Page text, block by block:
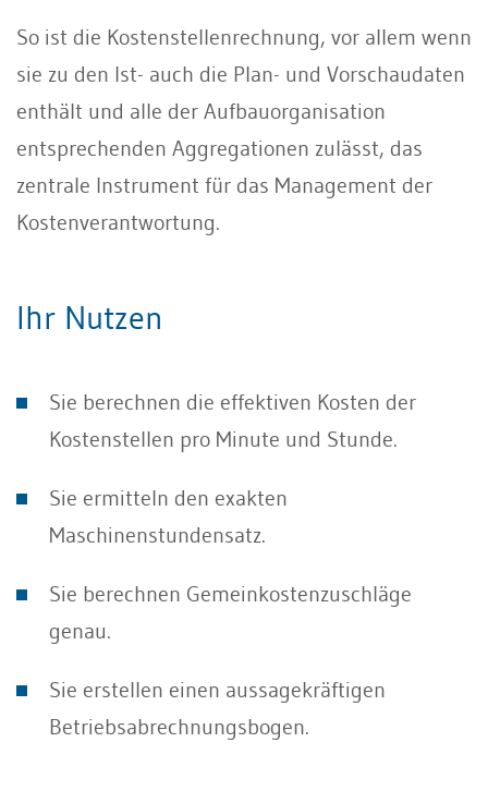
So ist die Kostenstellenrechnung, vor allem wenn
sie zu den Ist- auch die Plan- und Vorschaudaten
enthält und alle der Aufbauorganisation
entsprechenden Aggregationen zulässt, das
zentrale Instrument für das Management der
Kostenverantwortung.
Ihr Nutzen
Sie berechnen die effektiven Kosten der
Kostenstellen pro Minute und Stunde.
Sie ermitteln den exakten
Maschinenstundensatz.
Sie berechnen Gemeinkostenzuschläge
genau.
Sie erstellen einen aussagekräftigen
Betriebsabrechnungsbogen.